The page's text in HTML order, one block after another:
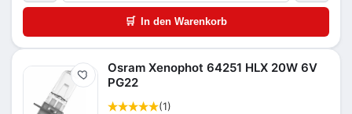
🛒 In den Warenkorb
Merken
Osram Xenophot 64251 HLX 20W 6V
PG22
(1)